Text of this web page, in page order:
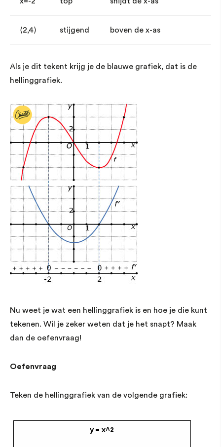
⟨2,4⟩ stijgend boven de x-as
Als je dit tekent krijg je de blauwe grafiek, dat is de
hellinggrafiek.
Nu weet je wat een hellinggrafiek is en hoe je die kunt
tekenen. Wil je zeker weten dat je het snapt? Maak
dan de oefenvraag!
Oefenvraag
Teken de hellinggrafiek van de volgende grafiek: